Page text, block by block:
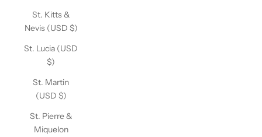
St. Kitts &
Nevis (USD $)
St. Lucia (USD
$)
St. Martin
(USD $)
St. Pierre &
Miquelon